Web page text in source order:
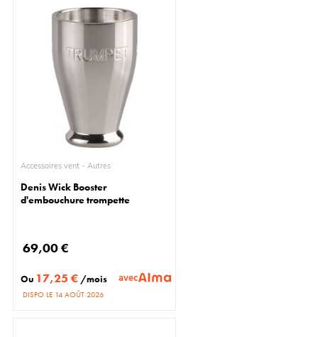
Accessoires vent - Autres
Denis Wick Booster
d'embouchure trompette
69,00 €
Ou 17,25 € /mois avec
DISPO LE 14 AOÛT 2026